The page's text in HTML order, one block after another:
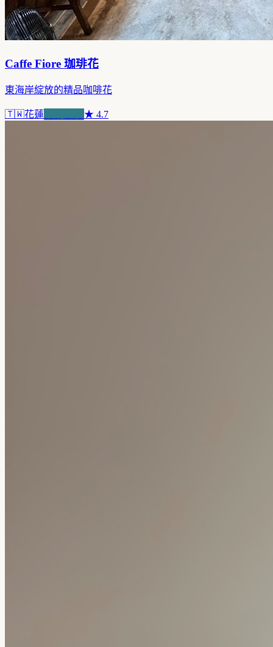
Caffe Fiore 珈琲花
東海岸綻放的精品咖啡花
🇹🇼花蓮 ★ 4.7